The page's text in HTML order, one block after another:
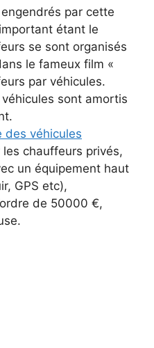
par cette
étant le
se sont organisés
le fameux film «
par véhicules.
sont amortis
des véhicules
chauffeurs privés,
un équipement haut
GPS etc),
de 50000 €,